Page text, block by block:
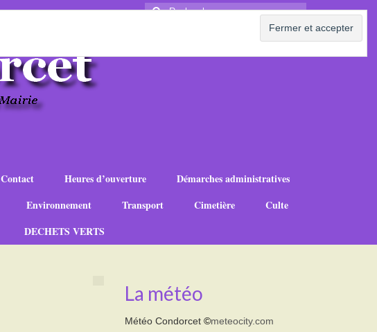
Rechercher
Contact Heures d’ouverture
Démarches administratives
Environnement Transport Cimetière
Culte
DECHETS VERTS
La météo
Météo Condorcet©meteocity.com